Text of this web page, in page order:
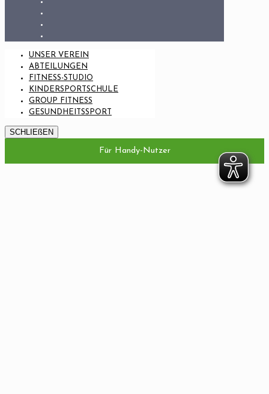
UNSER VEREIN
ABTEILUNGEN
FITNESS-STUDIO
KINDERSPORTSCHULE
GROUP FITNESS
GESUNDHEITSSPORT
SCHLIEßEN
Für Handy-Nutzer